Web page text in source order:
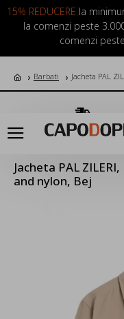
15% REDUCERE la
la comenzi peste
comenzi
LOGIN INREGISTRARE
Barbati Jacheta PAL
Transport Gratuit
Jacheta PAL
and nylon, Bej